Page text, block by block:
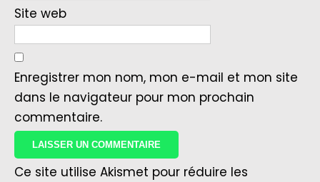
Site web
Enregistrer mon nom, mon e-mail et mon site
dans le navigateur pour mon prochain
commentaire.
Ce site utilise Akismet pour réduire les